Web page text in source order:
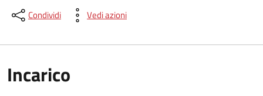
Condividi Vedi azioni
Incarico